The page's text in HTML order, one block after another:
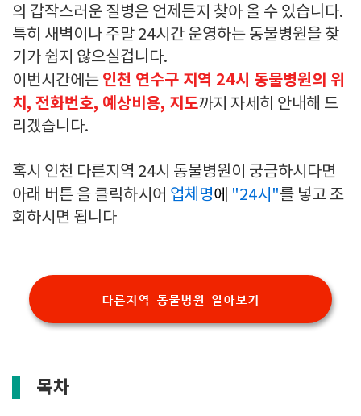
의 갑작스러운 질병은 언제든지 찾아 올 수 있습니다.
특히 새벽이나 주말 24시간 운영하는 동물병원을 찾
기가 쉽지 않으실겁니다.
이번시간에는 인천 연수구 지역 24시 동물병원의 위
치, 전화번호, 예상비용, 지도까지 자세히 안내해 드
리겠습니다.
혹시 인천 다른지역 24시 동물병원이 궁금하시다면
아래 버튼 을 클릭하시어 업체명에 "24시"를 넣고 조
회하시면 됩니다
다른지역 동물병원 알아보기
목차